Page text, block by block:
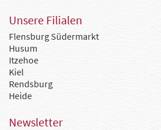
Unsere Filialen
Flensburg Südermarkt
Husum
Itzehoe
Kiel
Rendsburg
Heide
Newsletter